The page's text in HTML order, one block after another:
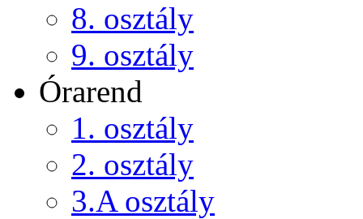
8. osztály
9. osztály
Órarend
1. osztály
2. osztály
3.A osztály